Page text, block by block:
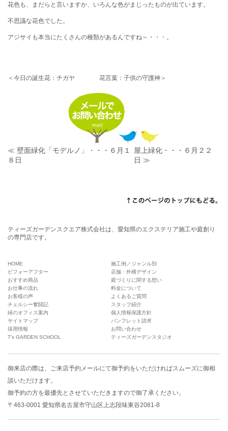
花色も、まだらと言いますか、いろんな色がまじったものが出ています。
不思議な花色でした。
アジサイも本当にたくさんの種類があるんですね～・・・。
＜今日の誕生花：チガヤ 花言葉：子供の守護神＞
≪ 壁面緑化「モデルノ」・・・６月１
８日
屋上緑化・・・６月２２
日 ≫
ティーズガーデンスクエア株式会社は、愛知県のエクステリア施工や庭創り
の専門店です。
HOME
施工例／ジャンル別
ビフォーアフター
店舗・外構デザイン
おすすめ商品
庭づくりに関する想い
お仕事の流れ
料金について
お客様の声
よくあるご質問
チェルシー奮闘記
スタッフ紹介
緑のオフィス案内
個人情報保護方針
サイトマップ
パンフレット請求
採用情報
お問い合わせ
T’s GARDEN SCHOOL
ティーズガーデンスタジオ
御来店の際は、 ご来店予約メールにて御予約をいただければスムーズに御相
談いただけます。
御予約の方を最優先とさせていただきますので御了承ください。
〒463-0001 愛知県名古屋市守山区上志段味東谷2081-8